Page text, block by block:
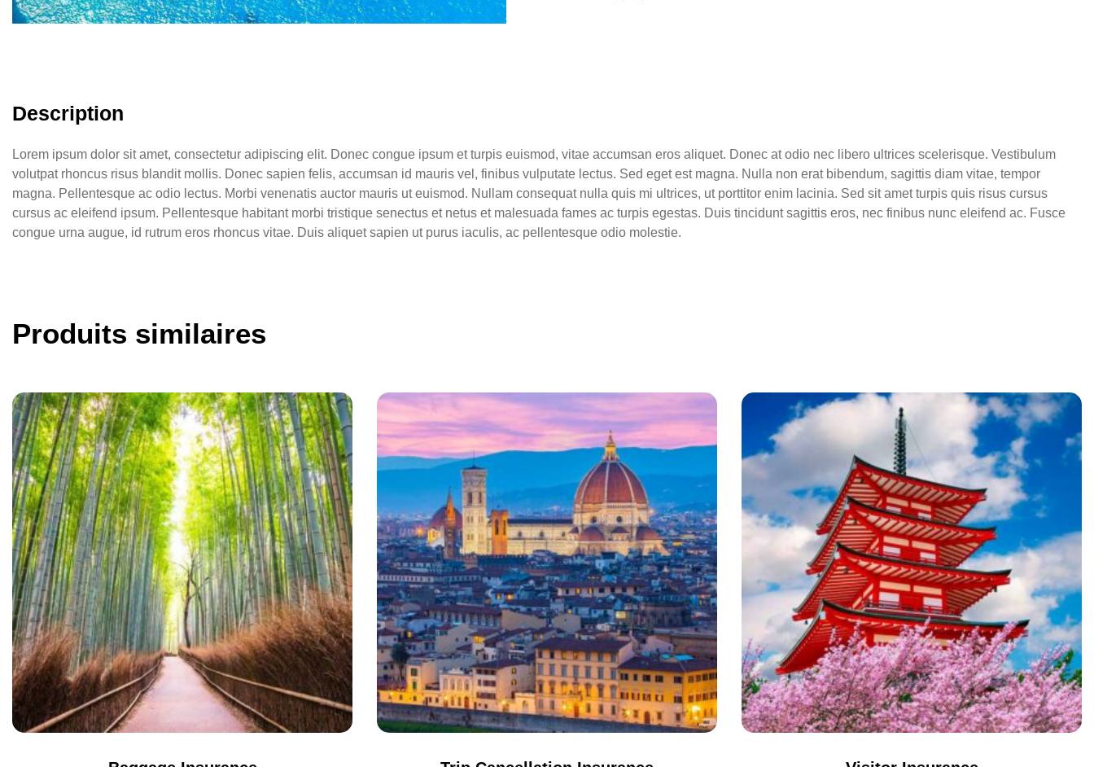
Description
Lorem ipsum dolor sit amet, consectetur adipiscing elit. Donec congue ipsum et turpis euismod, vitae accumsan eros aliquet. Donec at odio nec libero ultrices scelerisque. Vestibulum
volutpat rhoncus risus blandit mollis. Donec sapien felis, accumsan id mauris vel, finibus vulputate lectus. Sed eget est magna. Nulla non erat bibendum, sagittis diam vitae, tempor
magna. Pellentesque ac odio lectus. Morbi venenatis auctor mauris ut euismod. Nullam consequat nulla quis mi ultrices, ut porttitor enim lacinia. Sed sit amet turpis quis risus cursus
cursus ac eleifend ipsum. Pellentesque habitant morbi tristique senectus et netus et malesuada fames ac turpis egestas. Duis tincidunt sagittis eros, nec finibus nunc eleifend ac. Fusce
congue urna augue, id rutrum eros rhoncus vitae. Duis aliquet sapien ut purus iaculis, ac pellentesque odio molestie.
Produits similaires